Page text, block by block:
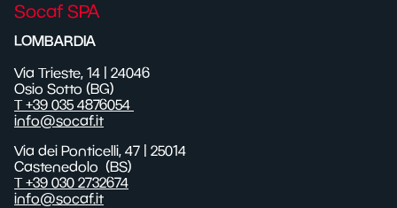
Socaf SPA
LOMBARDIA
Via Trieste, 14 | 24046
Osio Sotto (BG)
T +39 035 4876054
info@socaf.it
Via dei Ponticelli, 47
| 25014
Castenedolo (BS)
T +39 030 2732674
info@socaf.it